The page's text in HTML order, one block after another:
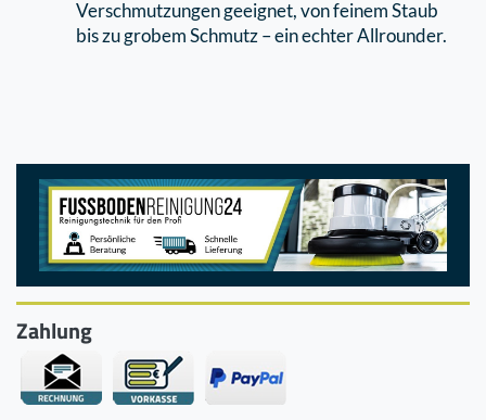
Verschmutzungen geeignet, von feinem Staub
bis zu grobem Schmutz – ein echter Allrounder.
Zahlung